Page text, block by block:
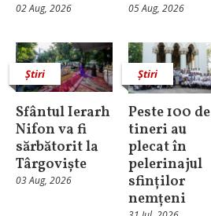
02 Aug, 2026 05 Aug, 2026
Știri
Sfântul Ierarh
Nifon va fi
sărbătorit la
Târgoviște
03 Aug, 2026
Știri
Peste 100 de
tineri au
plecat în
pelerinajul
sfinților
nemțeni